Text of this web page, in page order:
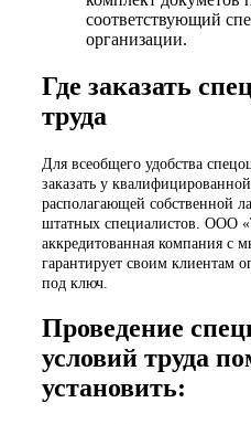
соответствующий
организации.
Где заказать
труда
Для всеобщего удобства
заказать у
располагающей собственной
штатных специалистов. ООО
аккредитованная компания с
гарантирует своим клиентам
под ключ.
Проведение
условий труда
установить: